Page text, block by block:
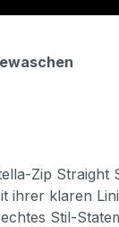
Zip Straight
ihrer klaren
Stil-